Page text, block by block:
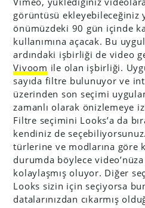
görüntüsü ekleyebileceğiniz
önümüzdeki 90 gün içinde
kullanımına açacak. Bu
ardındaki işbirliği de video
Vivoom ile olan işbirliği.
sayıda filtre bulunuyor ve
üzerinden son seçimi
zamanlı olarak önizlemeye
Filtre seçimini Looks’a da
kendiniz de
türlerine ve modlarına göre
durumda böylece
kolaylaşmış oluyor. Diğer
Looks sizin için seçiyorsa
datalarınızdan cıkarmış